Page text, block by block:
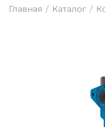
Главная / Каталог /